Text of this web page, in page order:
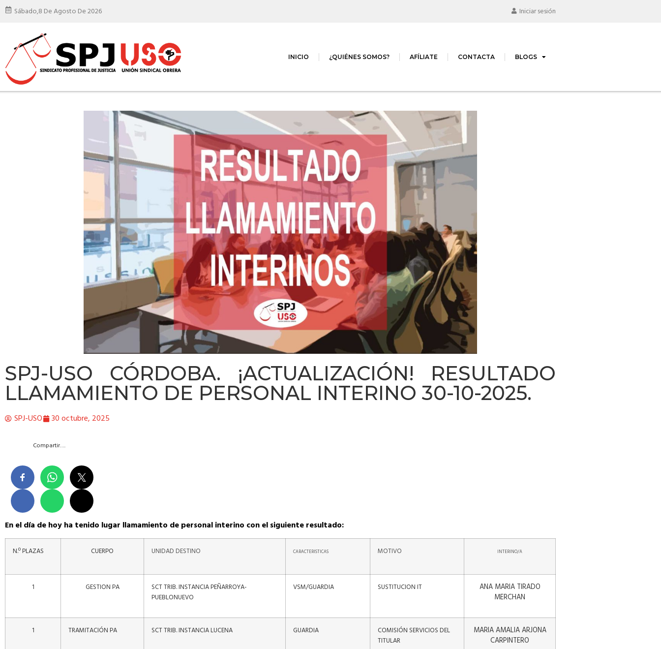
Sábado,8 De Agosto De 2026 Iniciar sesión
INICIO ¿QUIÉNES SOMOS? AFÍLIATE CONTACTA BLOGS
SPJ-USO CÓRDOBA. ¡ACTUALIZACIÓN! RESULTADO
LLAMAMIENTO DE PERSONAL INTERINO 30-10-2025.
SPJ-USO 30 octubre, 2025
Compartir….
En el día de hoy ha tenido lugar llamamiento de personal interino con el siguiente resultado:
N.º PLAZAS CUERPO UNIDAD DESTINO CARACTERISTICAS MOTIVO INTERINO/A
1 GESTION PA
SCT TRIB. INSTANCIA PEÑARROYA-
PUEBLONUEVO
VSM/GUARDIA SUSTITUCION IT
ANA MARIA TIRADO
MERCHAN
1 TRAMITACIÓN PA SCT TRIB. INSTANCIA LUCENA GUARDIA
COMISIÓN SERVICIOS DEL
TITULAR
MARIA AMALIA ARJONA
CARPINTERO